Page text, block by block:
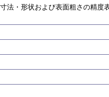
法・形状および表面粗さの精